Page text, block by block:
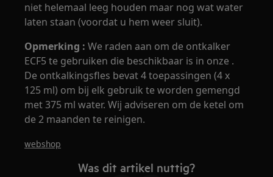
niet helemaal leeg houden maar nog wat water
laten staan (voordat u hem weer sluit).
Opmerking : We raden aan om de ontkalker
ECF5 te gebruiken die beschikbaar is in onze .
De ontkalkingsfles bevat 4 toepassingen (4 x
125 ml) om bij elk gebruik te worden gemengd
met 375 ml water. Wij adviseren om de ketel om
de 2 maanden te reinigen.
webshop
Was dit artikel nuttig?